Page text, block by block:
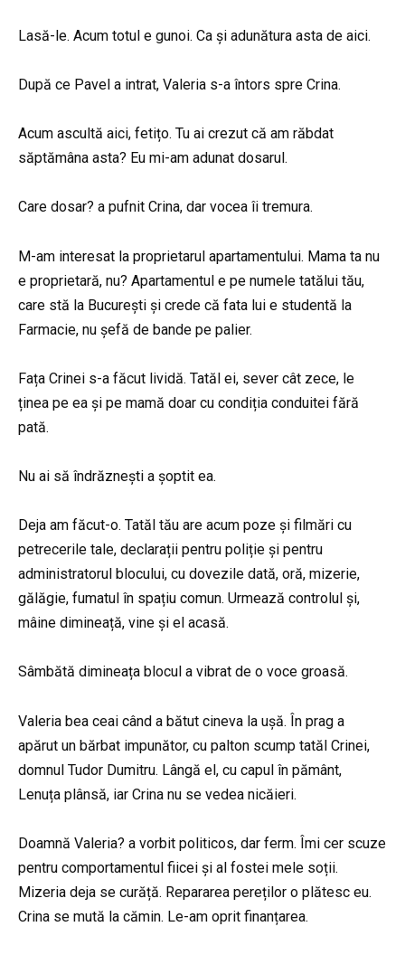
Lasă-le. Acum totul e gunoi. Ca și adunătura asta de aici.
După ce Pavel a intrat, Valeria s-a întors spre Crina.
Acum ascultă aici, fetițo. Tu ai crezut că am răbdat
săptămâna asta? Eu mi-am adunat dosarul.
Care dosar? a pufnit Crina, dar vocea îi tremura.
M-am interesat la proprietarul apartamentului. Mama ta nu
e proprietară, nu? Apartamentul e pe numele tatălui tău,
care stă la București și crede că fata lui e studentă la
Farmacie, nu șefă de bande pe palier.
Fața Crinei s-a făcut lividă. Tatăl ei, sever cât zece, le
ținea pe ea și pe mamă doar cu condiția conduitei fără
pată.
Nu ai să îndrăznești a șoptit ea.
Deja am făcut-o. Tatăl tău are acum poze și filmări cu
petrecerile tale, declarații pentru poliție și pentru
administratorul blocului, cu dovezile dată, oră, mizerie,
gălăgie, fumatul în spațiu comun. Urmează controlul și,
mâine dimineață, vine și el acasă.
Sâmbătă dimineața blocul a vibrat de o voce groasă.
Valeria bea ceai când a bătut cineva la ușă. În prag a
apărut un bărbat impunător, cu palton scump tatăl Crinei,
domnul Tudor Dumitru. Lângă el, cu capul în pământ,
Lenuța plânsă, iar Crina nu se vedea nicăieri.
Doamnă Valeria? a vorbit politicos, dar ferm. Îmi cer scuze
pentru comportamentul fiicei și al fostei mele soții.
Mizeria deja se curăță. Repararea pereților o plătesc eu.
Crina se mută la cămin. Le-am oprit finanțarea.